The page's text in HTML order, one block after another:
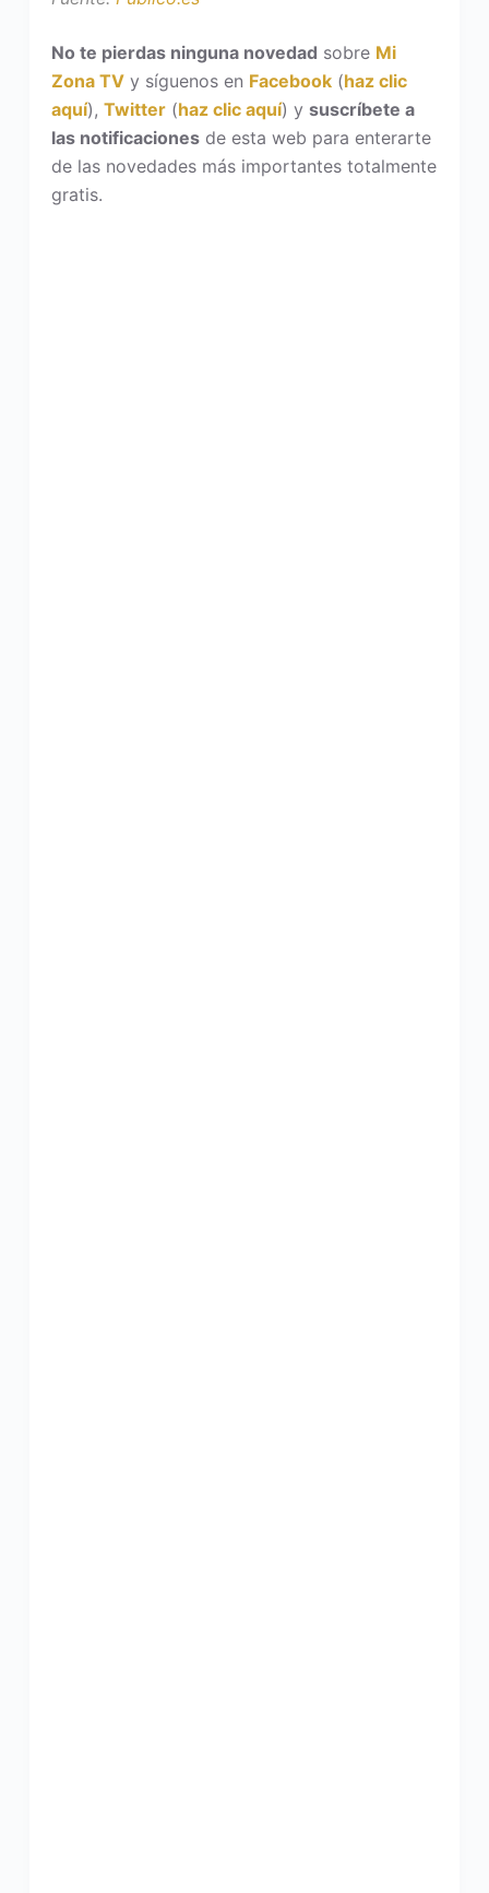
No te pierdas ninguna novedad sobre Mi
Zona TVy síguenos en Facebook(haz clic
aquí), Twitter(haz clic aquí) y suscríbete a
las notificacionesde esta web para enterarte
de las novedades más importantes totalmente
gratis.